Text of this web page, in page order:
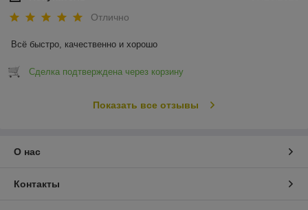
Отлично
Всё быстро, качественно и хорошо
Сделка подтверждена через корзину
Показать все отзывы
О нас
Контакты